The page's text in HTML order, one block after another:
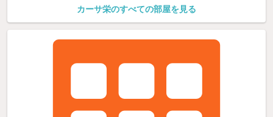
カーサ栄のすべての部屋を見る